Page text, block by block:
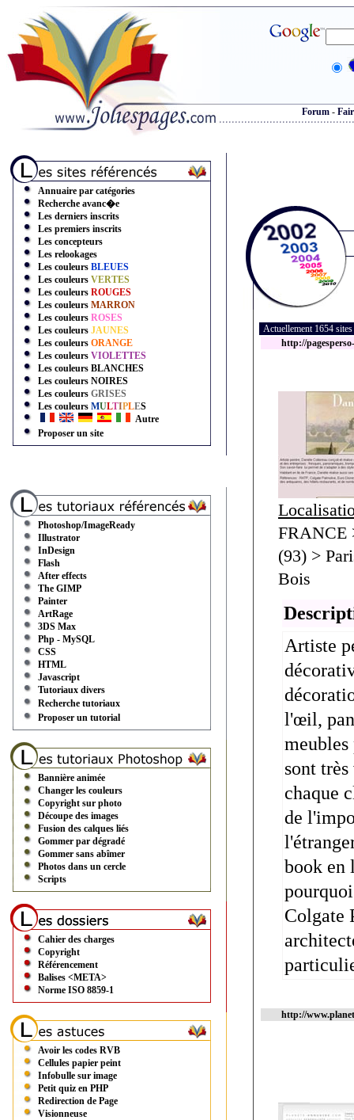
Forum -
Annuaire par catégories
Recherche avanc�e
Les derniers inscrits
Les premiers inscrits
Les concepteurs
Les relookages
Les couleurs BLEUES
Les couleurs VERTES
Les couleurs ROUGES
Les couleurs MARRON
Les couleurs ROSES
Les couleurs JAUNES
Les couleurs ORANGE
Les couleurs VIOLETTES
Les couleurs BLANCHES
Les couleurs NOIRES
Les couleurs GRISES
Les couleurs MULTIPLES
Autre
Proposer un site
Photoshop/ImageReady
Illustrator
InDesign
Flash
After effects
The GIMP
Painter
ArtRage
3DS Max
Php - MySQL
CSS
HTML
Javascript
Tutoriaux divers
Recherche tutoriaux
Proposer un tutorial
Bannière animée
Changer les couleurs
Copyright sur photo
Découpe des images
Fusion des calques liés
Gommer par dégradé
Gommer sans abîmer
Photos dans un cercle
Scripts
Cahier des charges
Copyright
Référencement
Balises <META>
Norme ISO 8859-1
Avoir les codes RVB
Cellules papier peint
Infobulle sur image
Petit quiz en PHP
Redirection de Page
Visionneuse
Actuellement 1654
http://
FRANCE
(93) >
Bois
Artiste
l'œil,
sont
chaque
de
book en
Colgate
http://